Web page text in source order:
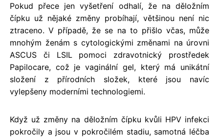
Pokud přece jen vyšetření odhalí, že na děložním
čípku už nějaké změny probíhají, většinou není nic
ztraceno. V případě, že se na to přišlo včas, může
mnohým ženám s cytologickými změnami na úrovni
ASCUS či LSIL pomoci zdravotnický prostředek
Papilocare, což je vaginální gel, který má unikátní
složení z přírodních složek, které jsou navíc
vylepšeny moderními technologiemi.
Když už změny na děložním čípku kvůli HPV infekci
pokročily a jsou v pokročilém stadiu, samotná léčba